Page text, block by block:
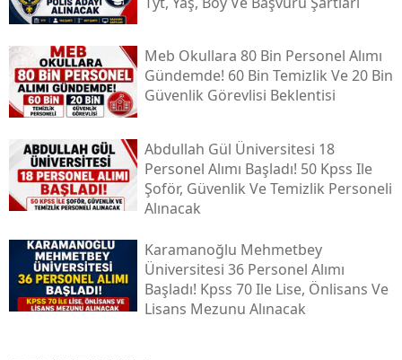
Meb Okullara 80 Bin Personel Alımı
Gündemde! 60 Bin Temizlik Ve 20 Bin
Güvenlik Görevlisi Beklentisi
Abdullah Gül Üniversitesi 18
Personel Alımı Başladı! 50 Kpss Ile
Şoför, Güvenlik Ve Temizlik Personeli
Alınacak
Karamanoğlu Mehmetbey
Üniversitesi 36 Personel Alımı
Başladı! Kpss 70 Ile Lise, Önlisans Ve
Lisans Mezunu Alınacak